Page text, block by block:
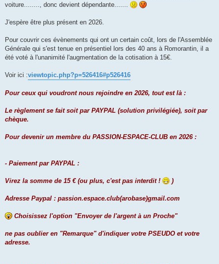
voiture........, donc devient dépendante.......
J'espère être plus présent en 2026.
Pour couvrir ces évènements qui ont un certain coût, lors de l'Assemblée
Générale qui s'est tenue en présentiel lors des 40 ans à Romorantin, il a
été voté à l'unanimité l'augmentation de la cotisation à 15€.
Voir ici :viewtopic.php?p=526416#p526416
Pour ceux qui voudront nous rejoindre en 2026, tout est là :
Le règlement se fait soit par PAYPAL (solution privilégiée), soit par
chèque.
Pour devenir un membre du PASSION-ESPACE-CLUB en 2026 :
- Paiement par PAYPAL :
Virez la somme de 15 € (ou plus, c'est pas interdit ! )
Adresse Paypal : passion.espace.club(arobase)gmail.com
Choisissez l'option "Envoyer de l'argent à un Proche"
ne pas oublier en "Remarque" d'indiquer votre PSEUDO et votre
adresse.